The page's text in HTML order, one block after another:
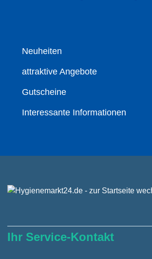
Neuheiten
attraktive Angebote
Gutscheine
Interessante Informationen
Ihr Service-Kontakt